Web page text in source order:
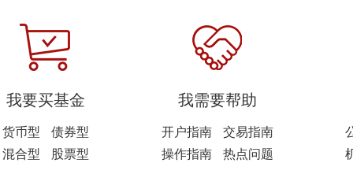
我要买基金
货币型
债券型
混合型
股票型
我需要帮助
开户指南
交易指南
操作指南
热点问题